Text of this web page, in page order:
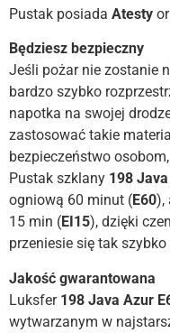
Pustak posiada Atesty
Będziesz bezpieczny
Jeśli pożar nie zostanie
bardzo szybko
napotka na swojej
zastosować takie
bezpieczeństwo
Pustak szklany 198
ogniową 60 minut (E60),
15 min (EI15), dzięki
przeniesie się tak
Jakość gwarantowana
Luksfer 198 Java Azur
wytwarzanym w